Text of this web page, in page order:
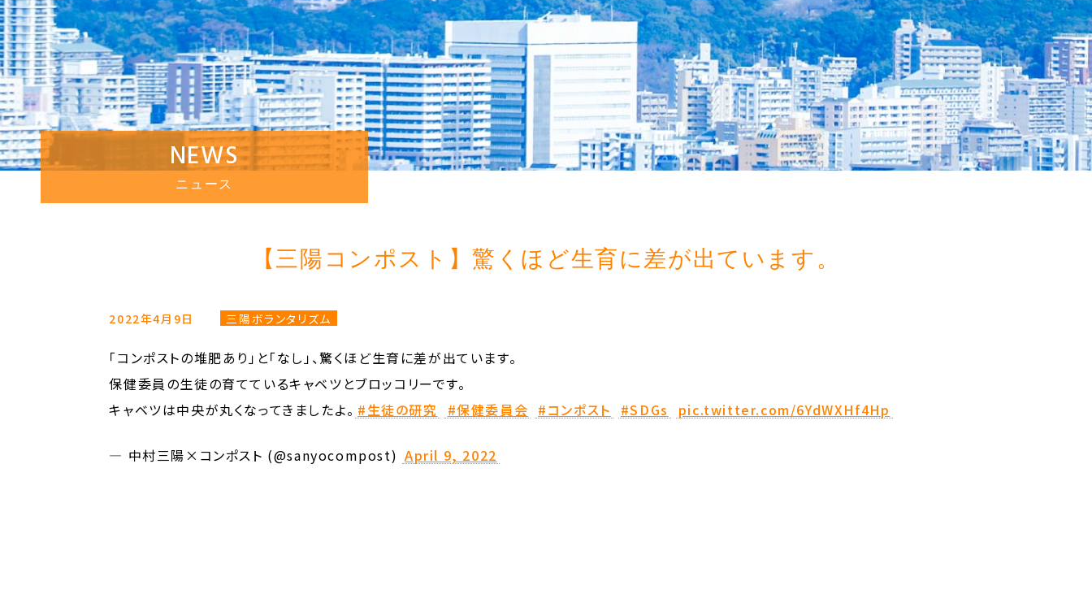
NEWS
ニュース
【三陽コンポスト】驚くほど生育に差が出ています。
2022年4月9日 三陽ボランタリズム
「コンポストの堆肥あり」と「なし」、驚くほど生育に差が出ています。
保健委員の生徒の育てているキャベツとブロッコリーです。
キャベツは中央が丸くなってきましたよ。 #生徒の研究 #保健委員会 #コンポスト #SDGs pic.twitter.com/6YdWXHf4Hp
— 中村三陽×コンポスト (@sanyocompost) April 9, 2022